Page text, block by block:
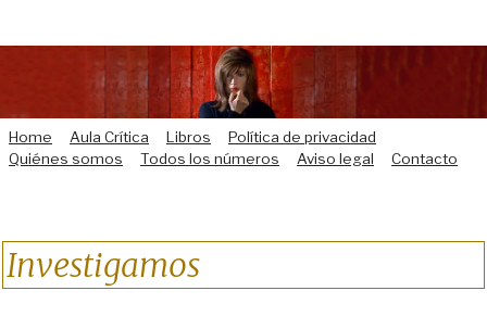
Home Aula Crítica Libros
Política de privacidad
Quiénes somos
Todos los números Aviso legal Contacto
Investigamos